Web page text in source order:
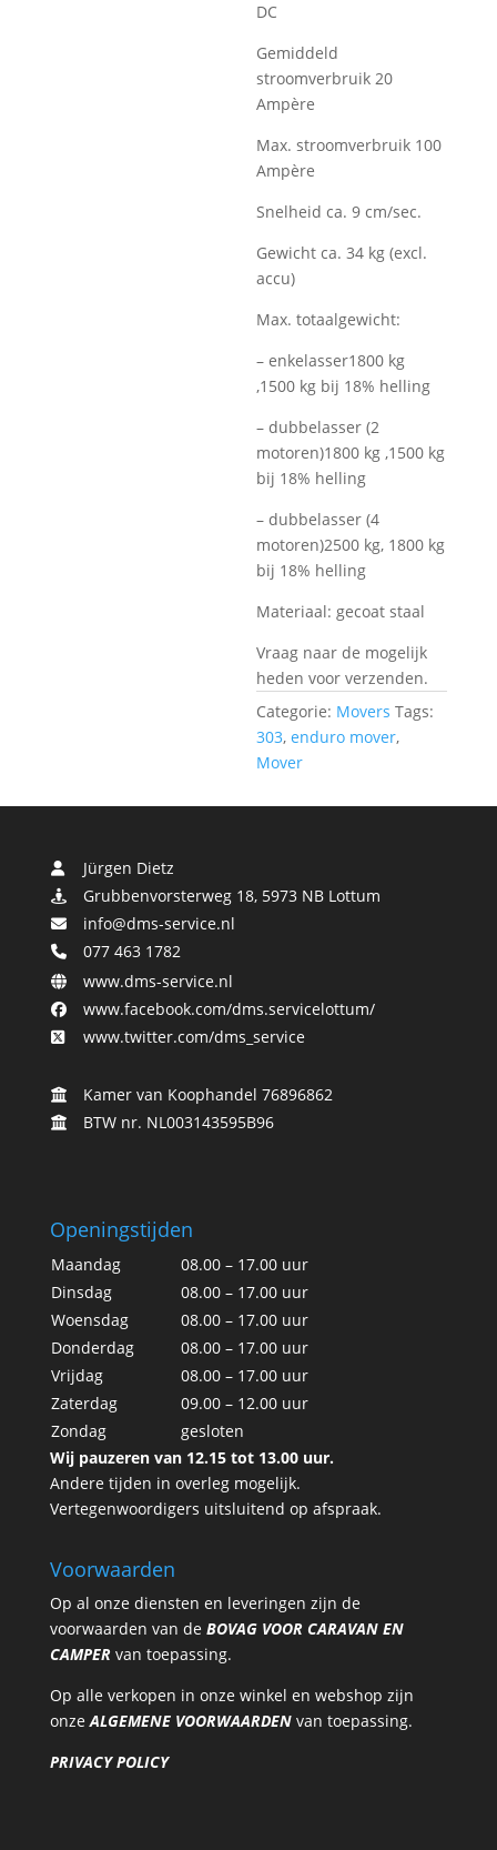
DC
Gemiddeld
stroomverbruik 20
Ampère
Max. stroomverbruik 100
Ampère
Snelheid ca. 9 cm/sec.
Gewicht ca. 34 kg (excl.
accu)
Max. totaalgewicht:
– enkelasser1800 kg
,1500 kg bij 18% helling
– dubbelasser (2
motoren)1800 kg ,1500 kg
bij 18% helling
– dubbelasser (4
motoren)2500 kg, 1800 kg
bij 18% helling
Materiaal: gecoat staal
Vraag naar de mogelijk
heden voor verzenden.
Categorie: Movers Tags:
303,enduro mover,
Mover
Jürgen Dietz
Grubbenvorsterweg 18, 5973 NB Lottum
info@dms-service.nl
077 463 1782
www.dms-service.nl
www.facebook.com/dms.servicelottum/
www.twitter.com/dms_service
Kamer van Koophandel 76896862
BTW nr. NL003143595B96
Openingstijden
Maandag
08.00 – 17.00 uur
Dinsdag
08.00 – 17.00 uur
Woensdag
08.00 – 17.00 uur
Donderdag
08.00 – 17.00 uur
Vrijdag
08.00 – 17.00 uur
Zaterdag
09.00 – 12.00 uur
Zondag
gesloten
Wij pauzeren van 12.15 tot 13.00 uur.
Andere tijden in overleg mogelijk.
Vertegenwoordigers uitsluitend op afspraak.
Voorwaarden
Op al onze diensten en leveringen zijn de
voorwaarden van de BOVAG VOOR CARAVAN EN
CAMPERvan toepassing.
Op alle verkopen in onze winkel en webshop zijn
onzeALGEMENE VOORWAARDENvan toepassing.
PRIVACY POLICY